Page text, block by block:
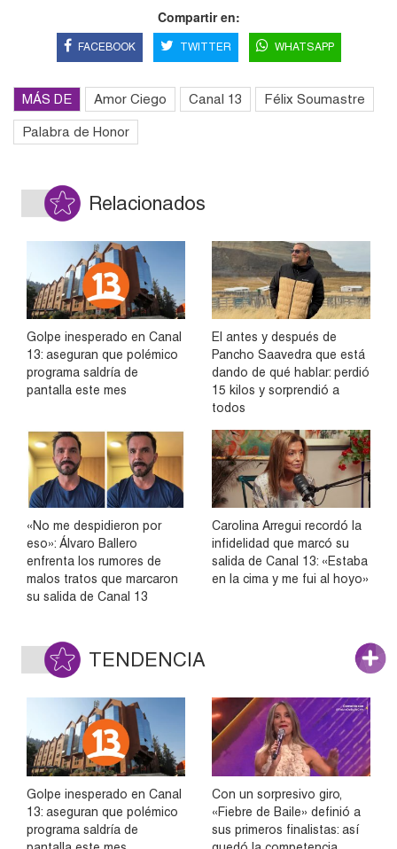
Compartir en:
FACEBOOK TWITTER WHATSAPP
MÁS DE Amor Ciego Canal 13 Félix Soumastre
Palabra de Honor
Relacionados
Golpe inesperado en Canal
13: aseguran que polémico
programa saldría de
pantalla este mes
El antes y después de
Pancho Saavedra que está
dando de qué hablar: perdió
15 kilos y sorprendió a
todos
«No me despidieron por
eso»: Álvaro Ballero
enfrenta los rumores de
malos tratos que marcaron
su salida de Canal 13
Carolina Arregui recordó la
infidelidad que marcó su
salida de Canal 13: «Estaba
en la cima y me fui al hoyo»
TENDENCIA
Golpe inesperado en Canal
13: aseguran que polémico
programa saldría de
Con un sorpresivo giro,
«Fiebre de Baile» definió a
sus primeros finalistas: así